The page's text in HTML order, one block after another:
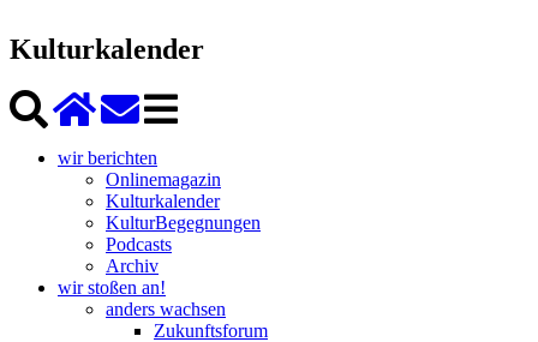
Kulturkalender
wir berichten
Onlinemagazin
Kulturkalender
KulturBegegnungen
Podcasts
Archiv
wir stoßen an!
anders wachsen
Zukunftsforum